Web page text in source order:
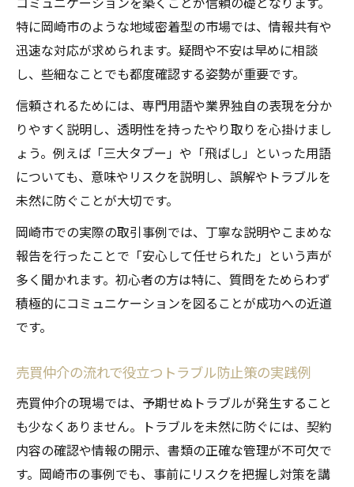
特に岡崎市のような地域密着型の市場では、情報共有や
迅速な対応が求められます。疑問や不安は早めに相談
し、些細なことでも都度確認する姿勢が重要です。
信頼されるためには、専門用語や業界独自の表現を分か
りやすく説明し、透明性を持ったやり取りを心掛けまし
ょう。例えば「三大タブー」や「飛ばし」といった用語
についても、意味やリスクを説明し、誤解やトラブルを
未然に防ぐことが大切です。
岡崎市での実際の取引事例では、丁寧な説明やこまめな
報告を行ったことで「安心して任せられた」という声が
多く聞かれます。初心者の方は特に、質問をためらわず
積極的にコミュニケーションを図ることが成功への近道
です。
売買仲介の流れで役立つトラブル防止策の実践例
売買仲介の現場では、予期せぬトラブルが発生すること
も少なくありません。トラブルを未然に防ぐには、契約
内容の確認や情報の開示、書類の正確な管理が不可欠で
す。岡崎市の事例でも、事前にリスクを把握し対策を講